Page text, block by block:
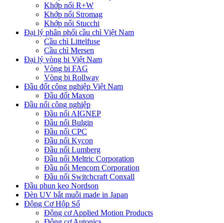
Khớp nối R+W
Khớp nối Stromag
Khớp nối Stucchi
Đại lý phân phối cầu chì Việt Nam
Cầu chì Littelfuse
Cầu chì Mersen
Đại lý vòng bi Việt Nam
Vòng bi FAG
Vòng bi Rollway
Đầu đốt công nghiệp Việt Nam
Đầu đốt Maxon
Đầu nối công nghiệp
Đầu nối AIGNEP
Đầu nối Bulgin
Đầu nối CPC
Đầu nối Kycon
Đầu nối Lumberg
Đầu nối Meltric Corporation
Đầu nối Mencom Corporation
Đầu nối Switchcraft Conxall
Đầu phun keo Nordson
Đèn UV bắt muỗi made in Japan
Động Cơ Hộp Số
Động cơ Applied Motion Products